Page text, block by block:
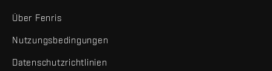
Über Fenris
Nutzungsbedingungen
Datenschutzrichtlinien